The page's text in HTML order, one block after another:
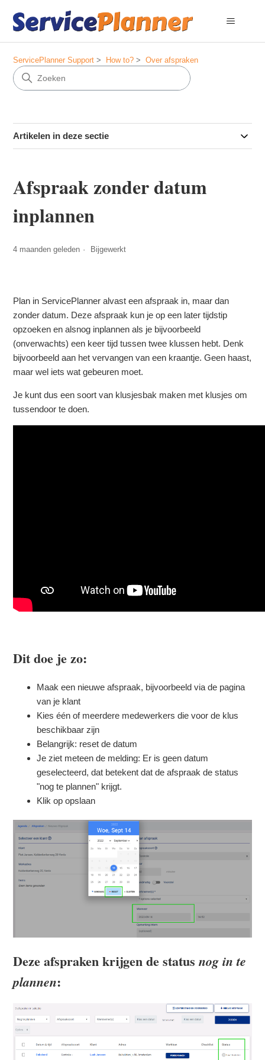
ServicePlanner Support How to? Over afspraken
Artikelen in deze sectie
Afspraak zonder datum
inplannen
4 maanden geleden Bijgewerkt
Plan in ServicePlanner alvast een afspraak in, maar dan
zonder datum. Deze afspraak kun je op een later tijdstip
opzoeken en alsnog inplannen als je bijvoorbeeld
(onverwachts) een keer tijd tussen twee klussen hebt. Denk
bijvoorbeeld aan het vervangen van een kraantje. Geen haast,
maar wel iets wat gebeuren moet.
Je kunt dus een soort van klusjesbak maken met klusjes om
tussendoor te doen.
Dit doe je zo:
Maak een nieuwe afspraak, bijvoorbeeld via de pagina
van je klant
Kies één of meerdere medewerkers die voor de klus
beschikbaar zijn
Belangrijk: reset de datum
Je ziet meteen de melding: Er is geen datum
geselecteerd, dat betekent dat de afspraak de status
"nog te plannen" krijgt.
Klik op opslaan
Deze afspraken krijgen de statusnog in te
plannen: